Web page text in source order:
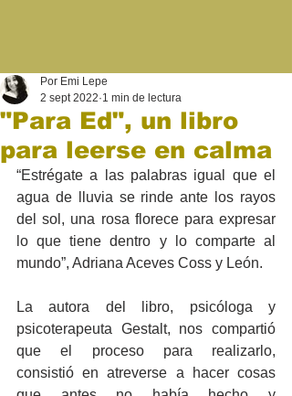
"Para Ed", un libro
para leerse en calma
Por Emi Lepe
2 sept 2022 1 min de lectura
“Estrégate a las palabras igual que el
agua de lluvia se rinde ante los rayos
del sol, una rosa florece para expresar
lo que tiene dentro y lo comparte al
mundo”, Adriana Aceves Coss y León.
La autora del libro, psicóloga y
psicoterapeuta Gestalt, nos compartió
que el proceso para realizarlo,
consistió en atreverse a hacer cosas